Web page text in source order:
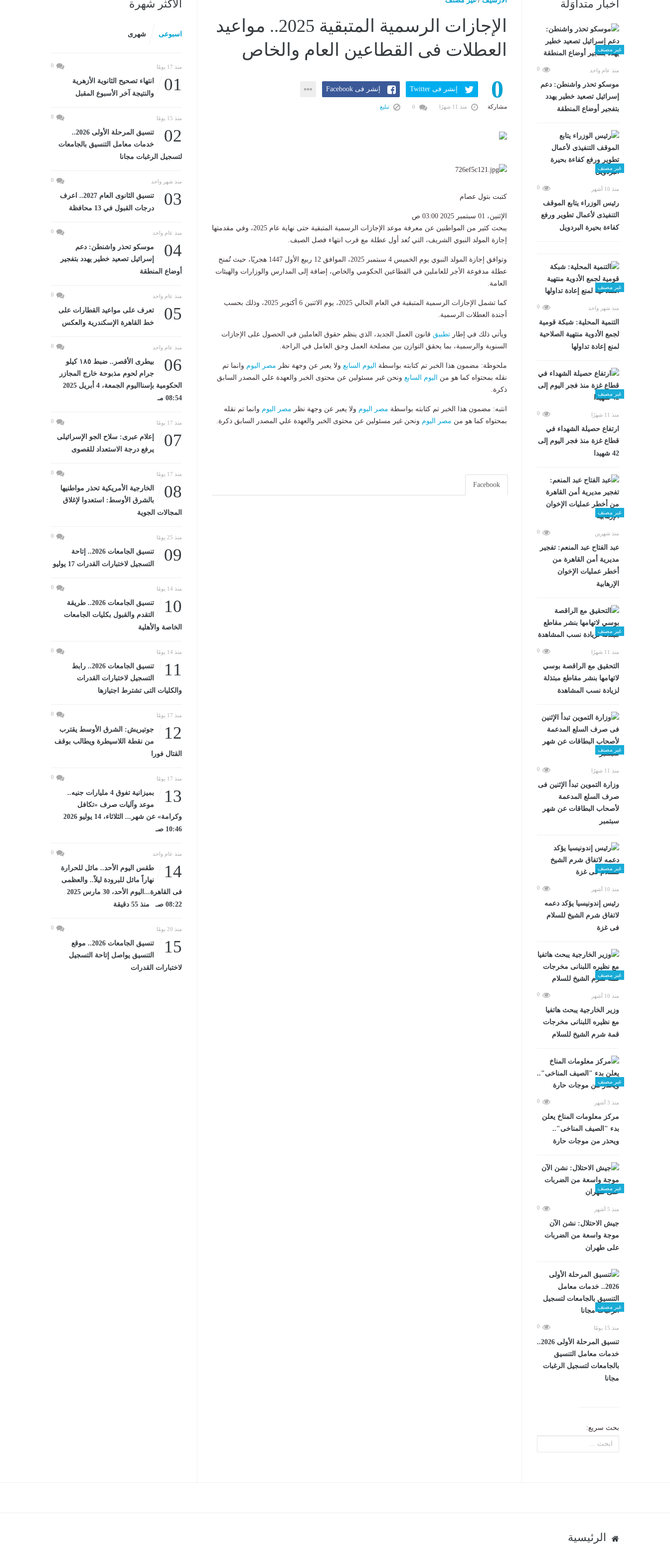
أخبار متداوَلة
غير مصنف
منذ عام واحد 0
موسكو تحذر واشنطن: دعم
إسرائيل تصعيد خطير يهدد
بتفجير أوضاع المنطقة
غير مصنف
منذ 10 أشهر 0
رئيس الوزراء يتابع الموقف
التنفيذى لأعمال تطوير ورفع
كفاءة بحيرة البردويل
غير مصنف
منذ شهر واحد 0
التنمية المحلية: شبكة قومية
لجمع الأدوية منتهية الصلاحية
لمنع إعادة تداولها
غير مصنف
منذ 11 شهرًا 0
ارتفاع حصيلة الشهداء في
قطاع غزة منذ فجر اليوم إلى
42 شهيدا
غير مصنف
منذ شهرين 0
عبد الفتاح عبد المنعم: تفجير
مديرية أمن القاهرة من
أخطر عمليات الإخوان
الإرهابية
غير مصنف
منذ 11 شهرًا 0
التحقيق مع الراقصة بوسي
لاتهامها بنشر مقاطع مبتذلة
لزيادة نسب المشاهدة
غير مصنف
منذ 11 شهرًا 0
وزارة التموين تبدأ الإثنين فى
صرف السلع المدعمة
لأصحاب البطاقات عن شهر
سبتمبر
غير مصنف
منذ 10 أشهر 0
رئيس إندونيسيا يؤكد دعمه
لاتفاق شرم الشيخ للسلام
فى غزة
غير مصنف
منذ 10 أشهر 0
وزير الخارجية يبحث هاتفيا
مع نظيره اللبنانى مخرجات
قمة شرم الشيخ للسلام
غير مصنف
منذ 3 أشهر 0
مركز معلومات المناخ يعلن
بدء "الصيف المناخى"..
ويحذر من موجات حارة
غير مصنف
منذ 5 أشهر 0
جيش الاحتلال: نشن الآن
موجة واسعة من الضربات
على طهران
غير مصنف
منذ 15 يومًا 0
تنسيق المرحلة الأولى 2026..
خدمات معامل التنسيق
بالجامعات لتسجيل الرغبات
مجانا
بحث سريع:
الإجازات الرسمية المتبقية 2025.. مواعيد
العطلات فى القطاعين العام والخاص
0
مشاركة
إنشر فى Twitter إنشر فى Facebook
منذ 11 شهرًا تبليغ
كتبت بتول عصام
الإثنين، 01 سبتمبر 2025 03:00 ص
يبحث كثير من المواطنين عن معرفة موعد الإجازات الرسمية المتبقية حتى نهاية عام 2025، وفي مقدمتها
إجازة المولد النبوي الشريف، التي تُعد أول عطلة مع قرب انتهاء فصل الصيف.
وتوافق إجازة المولد النبوي يوم الخميس 4 سبتمبر 2025، الموافق 12 ربيع الأول 1447 هجريًا، حيث تُمنح
عطلة مدفوعة الأجر للعاملين في القطاعين الحكومي والخاص، إضافة إلى المدارس والوزارات والهيئات
العامة.
كما تشمل الإجازات الرسمية المتبقية في العام الحالي 2025، يوم الاثنين 6 أكتوبر 2025، وذلك بحسب
أجندة العطلات الرسمية.
ويأتي ذلك في إطار تطبيق قانون العمل الجديد، الذي ينظم حقوق العاملين في الحصول على الإجازات
السنوية والرسمية، بما يحقق التوازن بين مصلحة العمل وحق العامل في الراحة.
ملحوظة: مضمون هذا الخبر تم كتابته بواسطة اليوم السابع ولا يعبر عن وجهة نظر مصر اليوم وانما تم
نقله بمحتواه كما هو من
اليوم السابع ونحن غير مسئولين عن محتوى الخبر والعهدة علي المصدر السابق
ذكرة.
انتبه: مضمون هذا الخبر تم كتابته بواسطة مصر اليوم ولا يعبر عن وجهة نظر مصر اليوم وانما تم نقله
بمحتواه كما هو من مصر اليوم ونحن غير مسئولين عن محتوى الخبر والعهدة علي المصدر السابق ذكرة.
Facebook
الأكثر شهرة
اسبوعى شهرى
منذ 17 يومًا 0
01
انتهاء تصحيح الثانوية الأزهرية
والنتيجة آخر الأسبوع المقبل
منذ 15 يومًا 0
02
تنسيق المرحلة الأولى 2026..
خدمات معامل التنسيق بالجامعات
لتسجيل الرغبات مجانا
منذ شهر واحد 0
03
تنسيق الثانوى العام 2027.. اعرف
درجات القبول في 13 محافظة
منذ عام واحد 0
04
موسكو تحذر واشنطن: دعم
إسرائيل تصعيد خطير يهدد بتفجير
أوضاع المنطقة
منذ عام واحد 0
05
تعرف على مواعيد القطارات على
خط القاهرة الإسكندرية والعكس
منذ عام واحد 0
06
بيطرى الأقصر.. ضبط ١٨٥ كيلو
جرام لحوم مذبوحة خارج المجازر
الحكومية بإسنااليوم الجمعة، 4 أبريل 2025
08:54 مـ
منذ 17 يومًا 0
07
إعلام عبرى: سلاح الجو الإسرائيلى
يرفع درجة الاستعداد للقصوى
منذ 17 يومًا 0
08
الخارجية الأمريكية تحذر مواطنيها
بالشرق الأوسط: استعدوا لإغلاق
المجالات الجوية
منذ 25 يومًا 0
09
تنسيق الجامعات 2026.. إتاحة
التسجيل لاختبارات القدرات 17 يوليو
منذ 14 يومًا 0
10
تنسيق الجامعات 2026.. طريقة
التقدم والقبول بكليات الجامعات
الخاصة والأهلية
منذ 14 يومًا 0
11
تنسيق الجامعات 2026.. رابط
التسجيل لاختبارات القدرات
والكليات التى تشترط اجتيازها
منذ 17 يومًا 0
12
جوتيريش: الشرق الأوسط يقترب
من نقطة اللاسيطرة ويطالب بوقف
القتال فورا
منذ 17 يومًا 0
13
بميزانية تفوق 4 مليارات جنيه..
موعد وآليات صرف «تكافل
وكرامة» عن شهر... الثلاثاء، 14 يوليو 2026
10:46 صـ
منذ عام واحد 0
14
طقس اليوم الأحد.. مائل للحرارة
نهاراً مائل للبرودة ليلاً.. والعظمى
فى القاهرة...اليوم الأحد، 30 مارس 2025
08:22 صـ منذ 55 دقيقة
منذ 20 يومًا 0
15
تنسيق الجامعات 2026.. موقع
التنسيق يواصل إتاحة التسجيل
لاختبارات القدرات
الرئيسية